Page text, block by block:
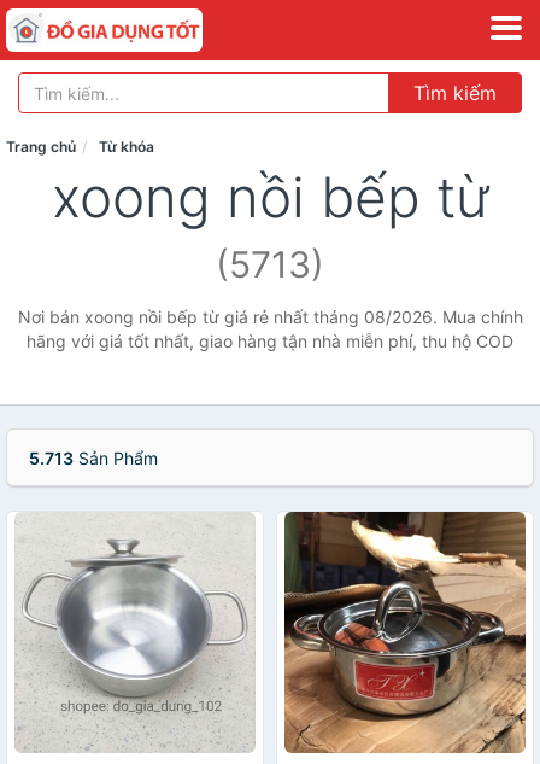
Tìm kiếm
Trang chủ Từ khóa
xoong nồi bếp từ
(5713)
Nơi bán xoong nồi bếp từ giá rẻ nhất tháng 08/2026. Mua chính
hãng với giá tốt nhất, giao hàng tận nhà miễn phí, thu hộ COD
5.713 Sản Phẩm